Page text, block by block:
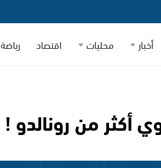
أخبار محليات اقتصاد رياضة
أكثر من رونالدو !